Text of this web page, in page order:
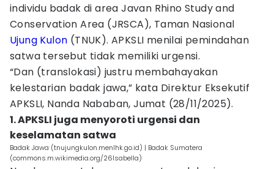
individu badak di area Javan Rhino Study and
Conservation Area (JRSCA), Taman Nasional
Ujung Kulon (TNUK). APKSLI menilai pemindahan
satwa tersebut tidak memiliki urgensi.
“Dan (translokasi) justru membahayakan
kelestarian badak jawa,” kata Direktur Eksekutif
APKSLI, Nanda Nababan, Jumat (28/11/2025).
1. APKSLI juga menyoroti urgensi dan
keselamatan satwa
Badak Jawa (tnujungkulon.menlhk.go.id) | Badak Sumatera
(commons.m.wikimedia.org/26Isabella)